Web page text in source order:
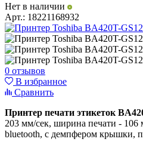
Нет в наличии
Арт.: 18221168932
0 отзывов
В избранное
Сравнить
Принтер печати этикеток
203 мм/сек, ширина печати -
bluetooth, с демпфером крышки,